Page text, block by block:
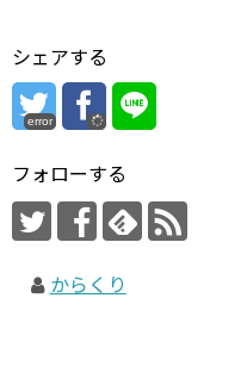
シェアする
error
フォローする
からくり